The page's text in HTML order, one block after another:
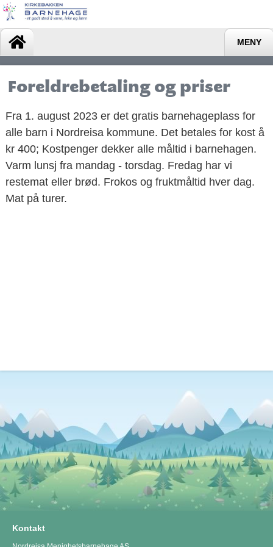
MENY
Foreldrebetaling og priser
Fra 1. august 2023 er det gratis barnehageplass for
alle barn i Nordreisa kommune. Det betales for kost å
kr 400; Kostpenger dekker alle måltid i barnehagen.
Varm lunsj fra mandag - torsdag. Fredag har vi
restemat eller brød. Frokos og fruktmåltid hver dag.
Mat på turer.
Kontakt